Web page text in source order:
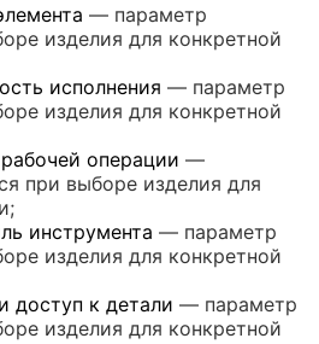
— параметр
изделия для конкретной
исполнения — параметр
изделия для конкретной
операции —
при выборе изделия для
инструмента — параметр
изделия для конкретной
доступ к детали — параметр
изделия для конкретной